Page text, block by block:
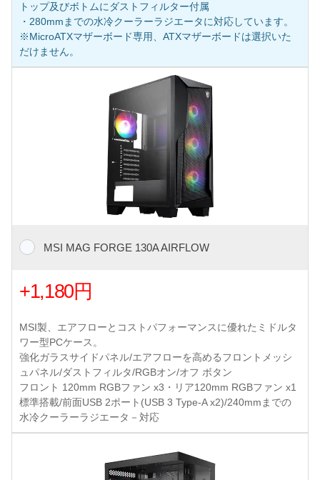
トップ及びボトムにダストフィルター付属
・280mmまでの水冷クーラーラジエータに対応しています。
※MicroATXマザーボード専用、ATXマザーボードは選択いた
だけません。
MSI MAG FORGE 130A AIRFLOW
+1,180円
MSI製、エアフローとコストパフォーマンスに優れたミドルタ
ワー型PCケース。
強化ガラスサイドパネル/エアフローを高めるフロントメッシ
ュパネル/ダストフィルタ/RGBオン/オフ ボタン
フロント 120mm RGBファン x3・リア120mm RGBファン x1
標準搭載/前面USB 2ポート(USB 3 Type-A x2)/240mmまでの
水冷クーラーラジエータ－対応